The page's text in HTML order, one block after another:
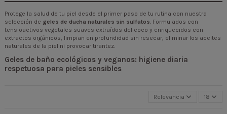
Protege la salud de tu piel desde el primer paso de tu rutina con nuestra
selección de geles de ducha naturales sin sulfatos. Formulados con
tensioactivos vegetales suaves extraídos del coco y enriquecidos con
extractos orgánicos, limpian en profundidad sin resecar, eliminar los aceites
naturales de la piel ni provocar tirantez.
Geles de baño ecológicos y veganos: higiene diaria
respetuosa para pieles sensibles
Relevancia 18